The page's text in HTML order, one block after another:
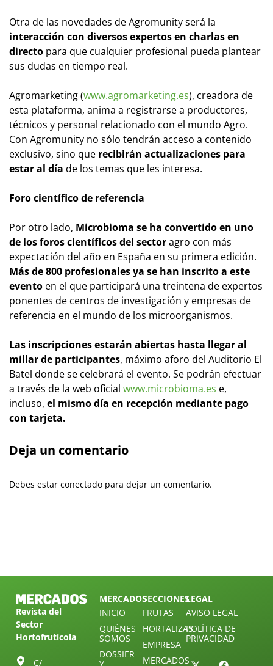
Otra de las novedades de Agromunity será la
interacción con diversos expertos en charlas en
directo para que cualquier profesional pueda plantear
sus dudas en tiempo real.
Agromarketing (www.agromarketing.es), creadora de
esta plataforma, anima a registrarse a productores,
técnicos y personal relacionado con el mundo Agro.
Con Agromunity no sólo tendrán acceso a contenido
exclusivo, sino que recibirán actualizaciones para
estar al día de los temas que les interesa.
Foro científico de referencia
Por otro lado, Microbioma se ha convertido en uno
de los foros científicos del sectoragro con más
expectación del año en España en su primera edición.
Más de 800 profesionales ya se han inscrito a este
evento en el que participará una treintena de expertos
ponentes de centros de investigación y empresas de
referencia en el mundo de los microorganismos.
Las inscripciones estarán abiertas hasta llegar al
millar de participantes, máximo aforo del Auditorio El
Batel donde se celebrará el evento. Se podrán efectuar
a través de la web oficial www.microbioma.es e,
incluso, el mismo día en recepción mediante pago
con tarjeta.
Deja un comentario
Debes estar conectado para dejar un comentario.
Revista del
Sector
Hortofrutícola
C/
MERCADOS
INICIO
QUIÉNES
SOMOS
DOSSIER
Y
SECCIONES
FRUTAS
HORTALIZAS
EMPRESA
MERCADOS
LEGAL
AVISO LEGAL
POLÍTICA DE
PRIVACIDAD